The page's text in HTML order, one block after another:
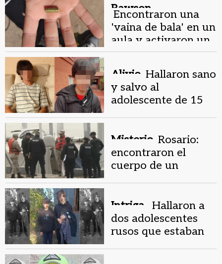
Sofía
Rawson.
Encontraron una
'vaina de bala' en un
aula y activaron un
protocolo escolar
Alivio. Hallaron sano
y salvo al
adolescente de 15
Juan
Misterio. Rosario:
encontraron el
cuerpo de un
Intriga .
Hallaron a
dos adolescentes
rusos que estaban